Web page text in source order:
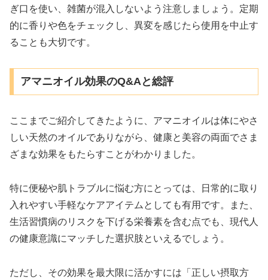
ぎ口を使い、雑菌が混入しないよう注意しましょう。定期
的に香りや色をチェックし、異変を感じたら使用を中止す
ることも大切です。
アマニオイル効果のQ&Aと総評
ここまでご紹介してきたように、アマニオイルは体にやさ
しい天然のオイルでありながら、健康と美容の両面でさま
ざまな効果をもたらすことがわかりました。
特に便秘や肌トラブルに悩む方にとっては、日常的に取り
入れやすい手軽なケアアイテムとしても有用です。また、
生活習慣病のリスクを下げる栄養素を含む点でも、現代人
の健康意識にマッチした選択肢といえるでしょう。
ただし、その効果を最大限に活かすには「正しい摂取方